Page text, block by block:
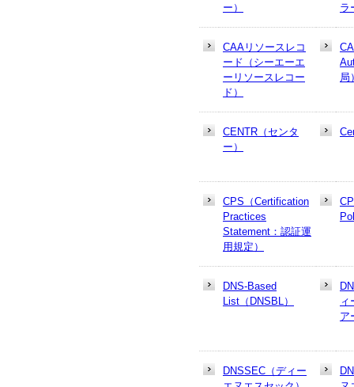
ー）
ラ
CAAリソースレコ
ード（シーエーエ
ーリソースレコー
ド）
局
CENTR（センタ
ー）
CPS（Certification
Practices
Statement：認証運
用規定）
DNS-Based
List（DNSBL）
ィ
ア
DNSSEC（ディー